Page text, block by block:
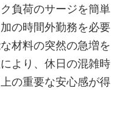
負荷のサージを簡単
の時間外勤務を必要
材料の突然の急増を
より、休日の混雑時
の重要な安心感が得